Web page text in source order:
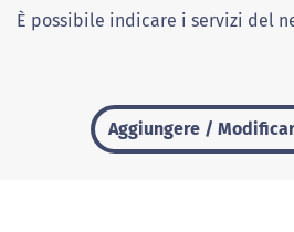
È possibile indicare i servizi del
Aggiungere /